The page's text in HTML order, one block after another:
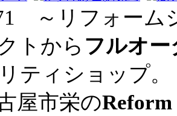
～リフォーム
トから フルオ
ティショップ。
屋市栄の